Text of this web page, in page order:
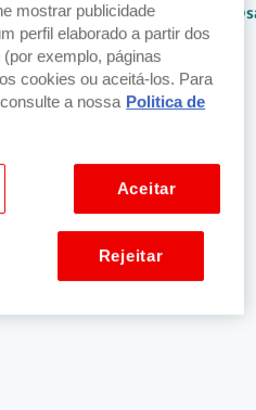
mostrar publicidade
perfil elaborado a partir dos
exemplo, páginas
cookies ou aceitá-los. Para
a nossa Politica de
Aceitar
Rejeitar